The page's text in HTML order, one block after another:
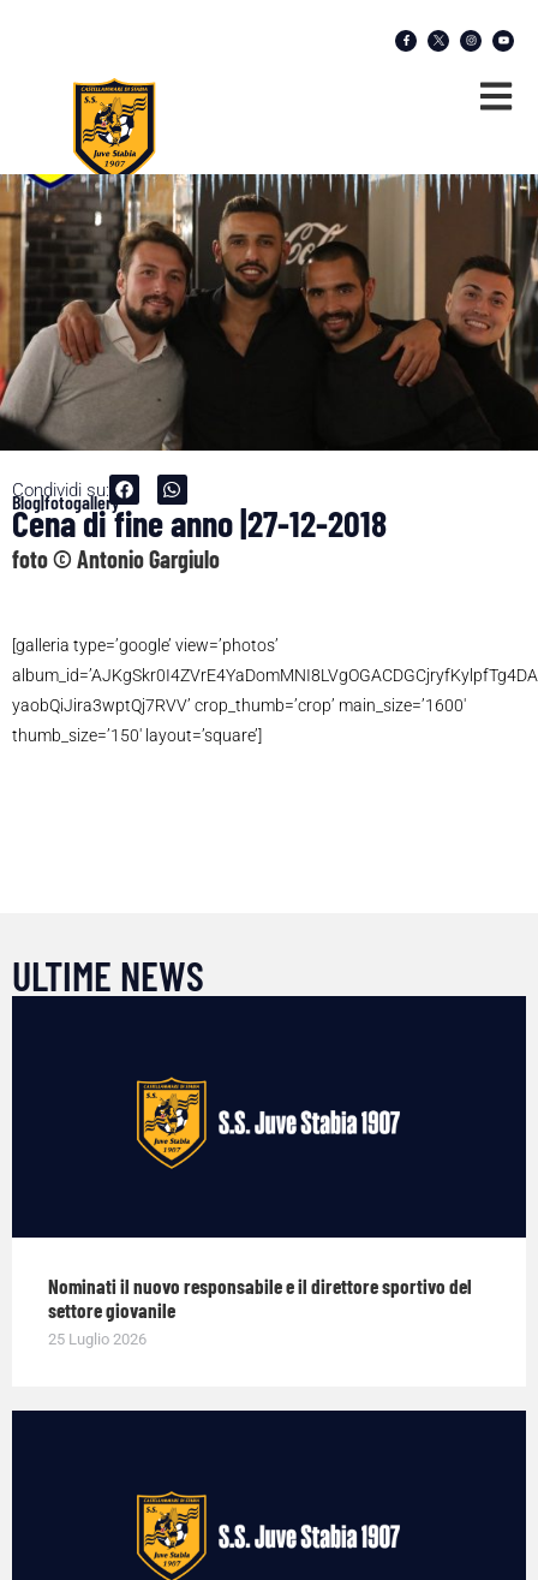
Condividi su:
Blog|fotogallery
Cena di fine anno |27-12-2018
foto © Antonio Gargiulo
[galleria type=’google’ view=’photos’
yaobQiJira3wptQj7RVV’ crop_thumb=’crop’ main_size=’1600′
thumb_size=’150′ layout=’square’]
ULTIME NEWS
Nominati il nuovo responsabile e il direttore sportivo del
settore giovanile
25 Luglio 2026